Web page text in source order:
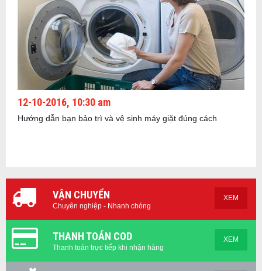
12-10-2016, 10:30 am
Hướng dẫn bạn bảo trì và vệ sinh máy giặt đúng cách
VẬN CHUYỂN
Chuyên nghiệp - Nhanh chóng
XEM
THANH TOÁN COD
Thanh toán trực tiếp khi nhận hàng
XEM